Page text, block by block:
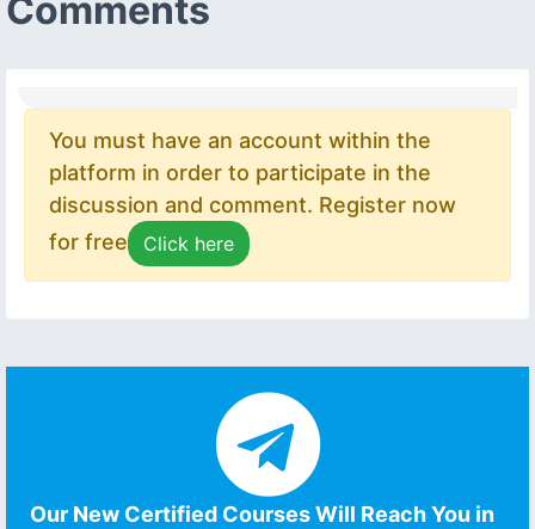
Comments
You must have an account within the
platform in order to participate in the
discussion and comment. Register now
for free
Click here
Our New Certified Courses Will Reach You in